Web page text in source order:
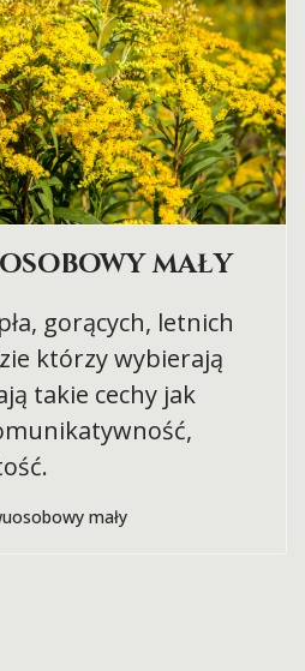
mały
gorących, letnich
którzy wybierają
takie cechy jak
mały